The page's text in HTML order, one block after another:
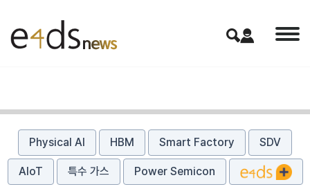
Physical AI HBM Smart Factory SDV
AIoT 특수 가스 Power Semicon